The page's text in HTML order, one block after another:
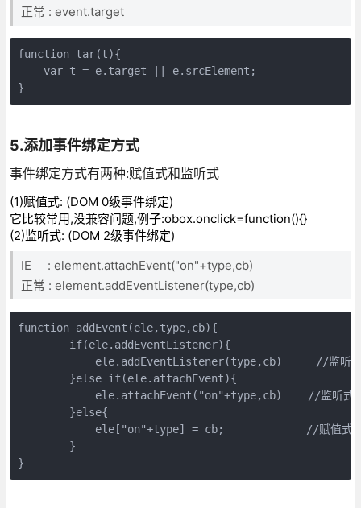
正常 : event.target
function tar(t){
    var t = e.target || e.srcElement;
}
5.添加事件绑定方式
事件绑定方式有两种:赋值式和监听式
(1)赋值式: (DOM 0级事件绑定)
它比较常用,没兼容问题,例子:obox.onclick=function(){}
(2)监听式: (DOM 2级事件绑定)
IE : element.attachEvent("on"+type,cb)
正常 : element.addEventListener(type,cb)
function addEvent(ele,type,cb){
        if(ele.addEventListener){
ele.addEventListener(type,cb)　　　//监听
        }else if(ele.attachEvent){
ele.attachEvent("on"+type,cb)    //监听式
        }else{
            ele["on"+type] = cb;    　　　　　//赋值式
        }
}